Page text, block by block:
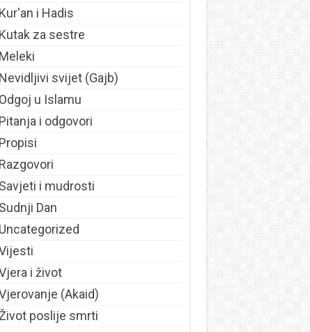
Kur'an i Hadis
Kutak za sestre
Meleki
Nevidljivi svijet (Gajb)
Odgoj u Islamu
Pitanja i odgovori
Propisi
Razgovori
Savjeti i mudrosti
Sudnji Dan
Uncategorized
i život
(Akaid)
poslije smrti